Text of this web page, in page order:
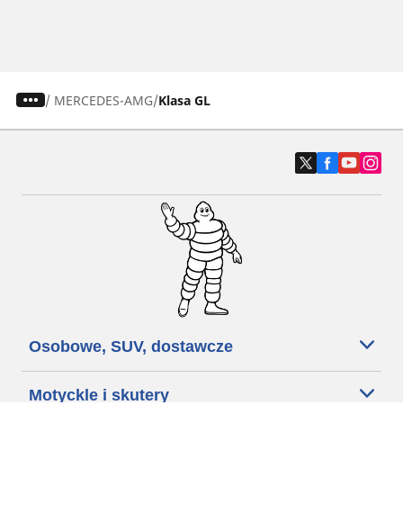
/ MERCEDES-AMG Klasa GL
Osobowe, SUV, dostawcze
Motyckle i skutery